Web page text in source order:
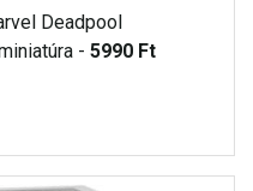
Deadpool
- 5990 Ft